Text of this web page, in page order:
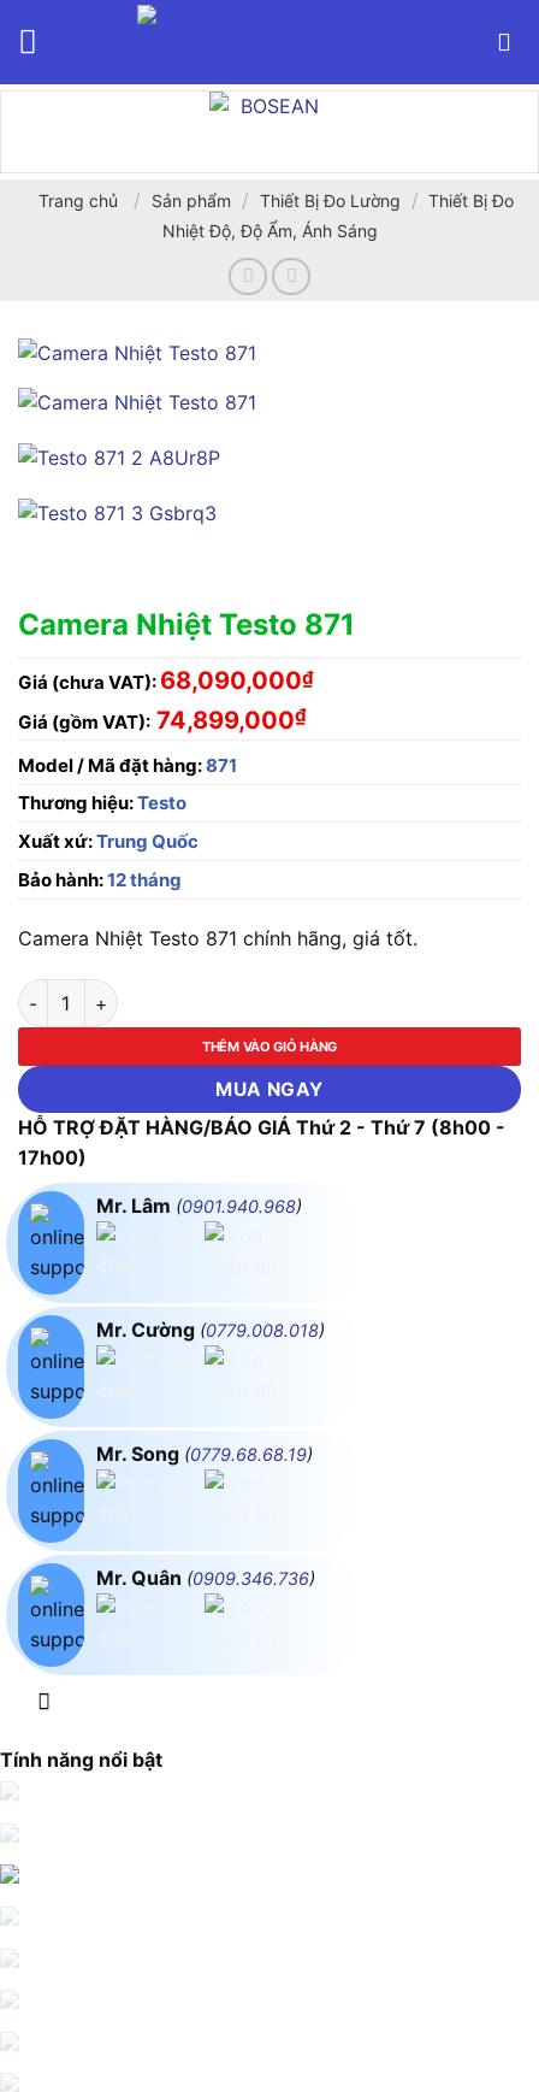
Trang chủ / Sản phẩm / Thiết Bị Đo Lường / Thiết Bị Đo
Nhiệt Độ, Độ Ẩm, Ánh Sáng
Camera Nhiệt Testo 871
Giá (chưa VAT): 68,090,000₫
Giá (gồm VAT): 74,899,000₫
Model / Mã đặt hàng:871
Thương hiệu:Testo
Xuất xứ:Trung Quốc
Bảo hành:12 tháng
Camera Nhiệt Testo 871 chính hãng, giá tốt.
Camera Nhiệt Testo 871 số lượng
THÊM VÀO GIỎ HÀNG
MUA NGAY
HỖ TRỢ ĐẶT HÀNG/BÁO GIÁ Thứ 2 - Thứ 7 (8h00 -
17h00)
Mr. Lâm (0901.940.968)
Mr. Cường (0779.008.018)
Mr. Song (0779.68.68.19)
Mr. Quân (0909.346.736)
Tính năng nổi bật